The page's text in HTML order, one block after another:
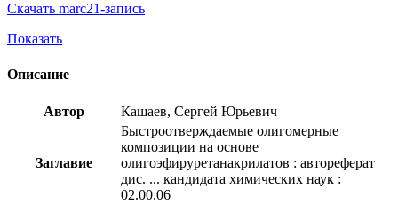
Скачать marc21-запись
Показать
Описание
Автор Кашаев, Сергей Юрьевич
Заглавие
Быстроотверждаемые олигомерные
композиции на основе
олигоэфируретанакрилатов : автореферат
дис. ... кандидата химических наук :
02.00.06